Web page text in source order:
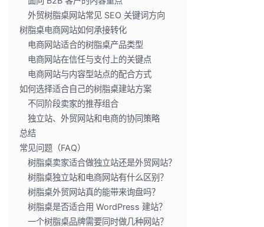
外贸树脂桌网站常见 SEO 关键词方向
树脂桌电商网站如何承接转化
电商网站适合的树脂桌产品类型
电商网站在信任与支付上的关键点
电商网站与内容型站点的配合方式
如何选择适合自己的树脂桌建站方案
不同阶段卖家的推荐组合
独立站、外贸网站和电商的协同策略
总结
常见问题（FAQ）
树脂桌卖家适合做独立站还是外贸网站？
树脂桌独立站和电商网站有什么区别？
树脂桌外贸网站真的能带来询盘吗？
树脂桌是否适合用 WordPress 建站？
一个树脂桌品牌需要同时做几种网站？